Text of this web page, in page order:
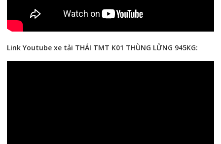
Link Youtube xe tải THÁI TMT K01 THÙNG LỬNG 945KG: